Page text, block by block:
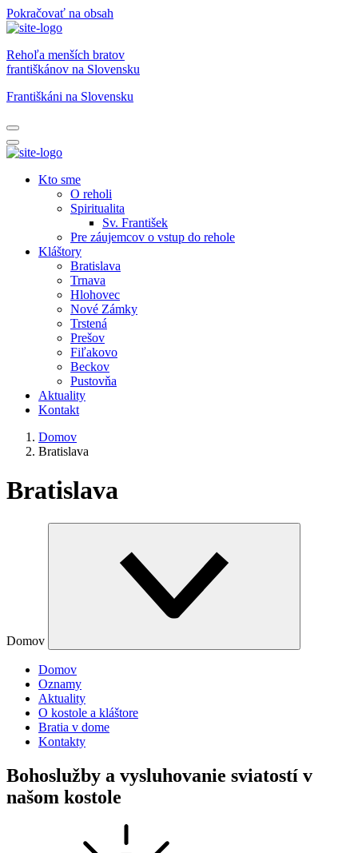
Pokračovať na obsah
Rehoľa menších bratov
františkánov na Slovensku
Františkáni na Slovensku
Kto sme
O reholi
Spiritualita
Sv. František
Pre záujemcov o vstup do rehole
Kláštory
Bratislava
Trnava
Hlohovec
Nové Zámky
Trstená
Prešov
Fiľakovo
Beckov
Pustovňa
Aktuality
Kontakt
Domov
Bratislava
Bratislava
Domov
Domov
Oznamy
Aktuality
O kostole a kláštore
Bratia v dome
Kontakty
Bohoslužby a vysluhovanie sviatostí v
našom kostole